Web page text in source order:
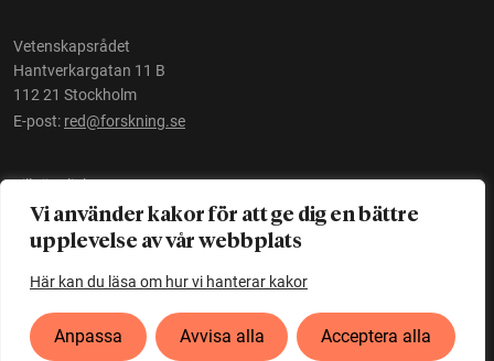
Vi använder kakor för att ge dig en bättre
upplevelse av vår webbplats
Här kan du läsa om hur vi hanterar kakor
Anpassa Avvisa alla Acceptera alla
Vetenskapsrådet
Hantverkargatan 11 B
112 21 Stockholm
E-post: red@forskning.se
Tillgänglighet
Ett initiativ avVetenskapsrådet